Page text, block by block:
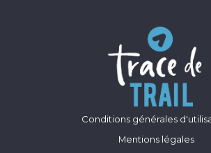
Conditions générales
Mentions légales